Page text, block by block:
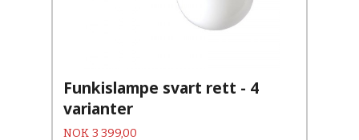
Funkislampe svart rett - 4
varianter
Pris
NOK 3 399,00